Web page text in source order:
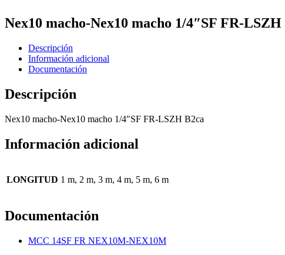
Nex10 macho-Nex10 macho 1/4″SF FR-LSZH
Descripción
Información adicional
Documentación
Descripción
Nex10 macho-Nex10 macho 1/4″SF FR-LSZH B2ca
Información adicional
LONGITUD 1 m, 2 m, 3 m, 4 m, 5 m, 6 m
Documentación
MCC 14SF FR NEX10M-NEX10M